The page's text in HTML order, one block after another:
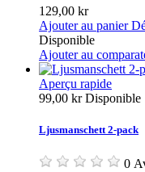
129,00 kr
Ajouter au panier
Disponible
Ajouter au
Aperçu rapide
99,00 krDisponible
Ljusmanschett 2-pack
0